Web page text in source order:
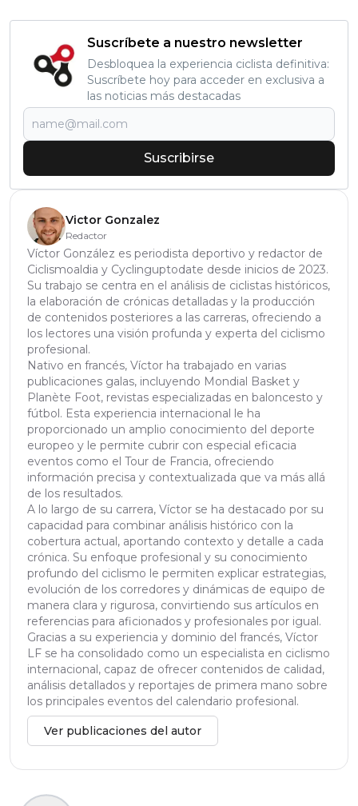
Suscríbete a nuestro newsletter
Desbloquea la experiencia ciclista definitiva:
Suscríbete hoy para acceder en exclusiva a
las noticias más destacadas
Suscribirse
Victor Gonzalez
Redactor
Víctor González es periodista deportivo y redactor de
Ciclismoaldia y Cyclinguptodate desde inicios de 2023.
Su trabajo se centra en el análisis de ciclistas históricos,
la elaboración de crónicas detalladas y la producción
de contenidos posteriores a las carreras, ofreciendo a
los lectores una visión profunda y experta del ciclismo
profesional.
Nativo en francés, Víctor ha trabajado en varias
publicaciones galas, incluyendo Mondial Basket y
Planète Foot, revistas especializadas en baloncesto y
fútbol. Esta experiencia internacional le ha
proporcionado un amplio conocimiento del deporte
europeo y le permite cubrir con especial eficacia
eventos como el Tour de Francia, ofreciendo
información precisa y contextualizada que va más allá
de los resultados.
A lo largo de su carrera, Víctor se ha destacado por su
capacidad para combinar análisis histórico con la
cobertura actual, aportando contexto y detalle a cada
crónica. Su enfoque profesional y su conocimiento
profundo del ciclismo le permiten explicar estrategias,
evolución de los corredores y dinámicas de equipo de
manera clara y rigurosa, convirtiendo sus artículos en
referencias para aficionados y profesionales por igual.
Gracias a su experiencia y dominio del francés, Víctor
LF se ha consolidado como un especialista en ciclismo
internacional, capaz de ofrecer contenidos de calidad,
análisis detallados y reportajes de primera mano sobre
los principales eventos del calendario profesional.
Ver publicaciones del autor